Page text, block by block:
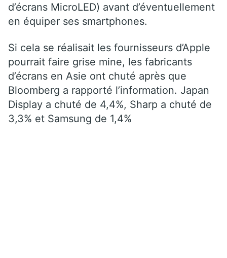
d’écrans MicroLED) avant d’éventuellement
en équiper ses smartphones.
Si cela se réalisait les fournisseurs d’Apple
pourrait faire grise mine, les fabricants
d’écrans en Asie ont chuté après que
Bloomberg a rapporté l’information. Japan
Display a chuté de 4,4%, Sharp a chuté de
3,3% et Samsung de 1,4%